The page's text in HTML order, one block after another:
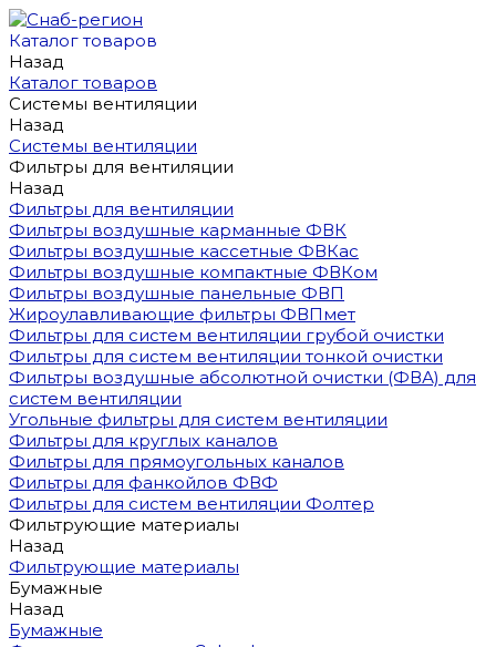
Каталог товаров
Назад
Каталог товаров
Системы вентиляции
Назад
Системы вентиляции
Фильтры для вентиляции
Назад
Фильтры для вентиляции
Фильтры воздушные карманные ФВК
Фильтры воздушные кассетные ФВКас
Фильтры воздушные компактные ФВКом
Фильтры воздушные панельные ФВП
Жироулавливающие фильтры ФВПмет
Фильтры для систем вентиляции грубой очистки
Фильтры для систем вентиляции тонкой очистки
Фильтры воздушные абсолютной очистки (ФВА) для
систем вентиляции
Угольные фильтры для систем вентиляции
Фильтры для круглых каналов
Фильтры для прямоугольных каналов
Фильтры для фанкойлов ФВФ
Фильтры для систем вентиляции Фолтер
Фильтрующие материалы
Назад
Фильтрующие материалы
Бумажные
Назад
Бумажные